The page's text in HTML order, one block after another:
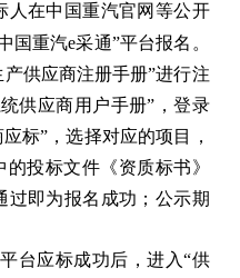
人在中国重汽官网等公开
国重汽e采通”平台报名。
供应商注册手册”进行注
供应商用户手册”，登录
标”，选择对应的项目，
投标文件《资质标书》
过即为报名成功；公示期
台应标成功后，进入“供